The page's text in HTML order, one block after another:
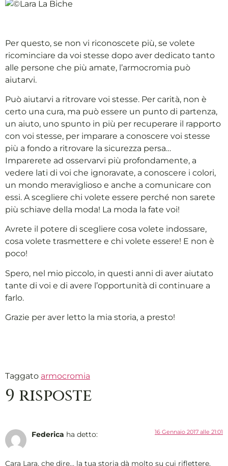
Per questo, se non vi riconoscete più, se volete
ricominciare da voi stesse dopo aver dedicato tanto
alle persone che più amate, l’armocromia può
aiutarvi.
Può aiutarvi a ritrovare voi stesse. Per carità, non è
certo una cura, ma può essere un punto di partenza,
un aiuto, uno spunto in più per recuperare il rapporto
con voi stesse, per imparare a conoscere voi stesse
più a fondo a ritrovare la sicurezza persa…
Imparerete ad osservarvi più profondamente, a
vedere lati di voi che ignoravate, a conoscere i colori,
un mondo meraviglioso e anche a comunicare con
essi. A scegliere chi volete essere perché non sarete
più schiave della moda! La moda la fate voi!
Avrete il potere di scegliere cosa volete indossare,
cosa volete trasmettere e chi volete essere! E non è
poco!
Spero, nel mio piccolo, in questi anni di aver aiutato
tante di voi e di avere l’opportunità di continuare a
farlo.
Grazie per aver letto la mia storia, a presto!
Taggato armocromia
9 risposte
Federica ha detto: 16 Gennaio 2017 alle 21:01
Cara Lara, che dire… la tua storia dà molto su cui riflettere,